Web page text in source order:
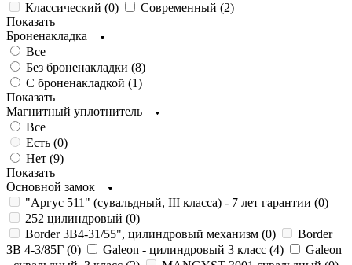
Классический (0) Современный (2)
Показать
Броненакладка
Все
Без броненакладки (8)
С броненакладкой (1)
Показать
Магнитный уплотнитель
Все
Есть (0)
Нет (9)
Показать
Основной замок
"Аргус 511" (сувальдный, III класса) - 7 лет гарантии (0)
252 цилиндровый (0)
Border 3В4-31/55", цилиндровый механизм (0)
Border
ЗВ 4-3/85Г (0) Galeon - цилиндровый 3 класс (4)
Galeon